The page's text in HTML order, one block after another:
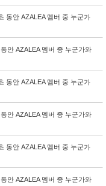
동안 AZALEA 멤버 중 누군가
안 AZALEA 멤버 중 누군가와
동안 AZALEA 멤버 중 누군가
안 AZALEA 멤버 중 누군가와
동안 AZALEA 멤버 중 누군가
안 AZALEA 멤버 중 누군가와